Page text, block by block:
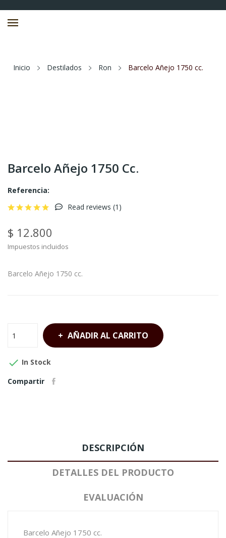
Inicio Destilados Ron Barcelo Añejo 1750 cc.
Barcelo Añejo 1750 Cc.
Referencia:
Read reviews (1 )
$ 12.800
Impuestos incluidos
Barcelo Añejo 1750 cc.
AÑADIR AL CARRITO
 In Stock
Compartir
DESCRIPCIÓN
DETALLES DEL PRODUCTO
EVALUACIÓN
Barcelo Añejo 1750 cc.